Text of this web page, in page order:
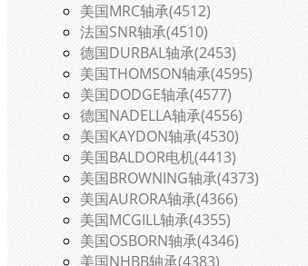
美国MRC轴承(4512)
法国SNR轴承(4510)
德国DURBAL轴承(2453)
美国THOMSON轴承(4595)
美国DODGE轴承(4577)
德国NADELLA轴承(4556)
美国KAYDON轴承(4530)
美国BALDOR电机(4413)
美国BROWNING轴承(4373)
美国AURORA轴承(4366)
美国MCGILL轴承(4355)
美国OSBORN轴承(4346)
美国NHBB轴承(4383)